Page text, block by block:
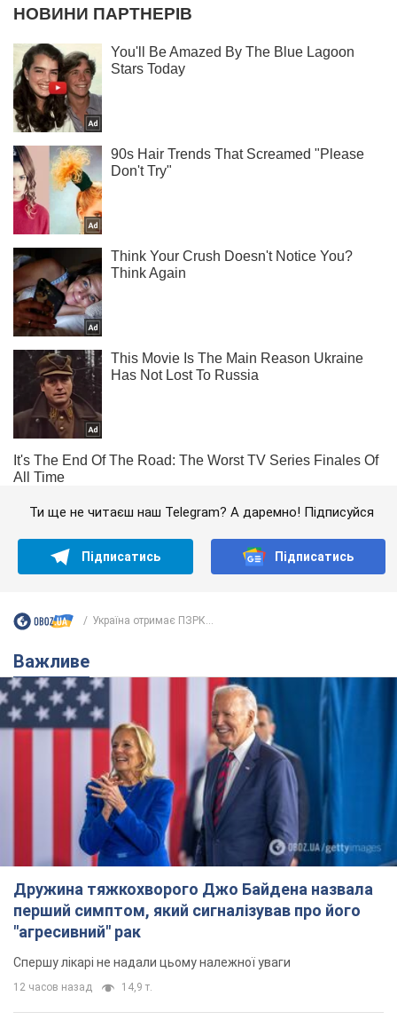
Ти ще не читаєш наш Telegram? А даремно! Підписуйся
Підписатись Підписатись
Україна отримає ПЗРК...
Важливе
Дружина тяжкохворого Джо Байдена назвала
перший симптом, який сигналізував про його
"агресивний" рак
Спершу лікарі не надали цьому належної уваги
12 часов назад 14,9 т.